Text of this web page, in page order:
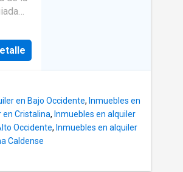
una
en Bajo Occidente, Inmuebles en
en Cristalina, Inmuebles en alquiler
Occidente, Inmuebles en alquiler
Caldense